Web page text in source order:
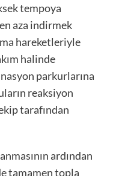
tempoya
aza indirmek
hareketleriyle
halinde
parkurlarına
reaksiyon
tarafından
ardından
tamamen topla